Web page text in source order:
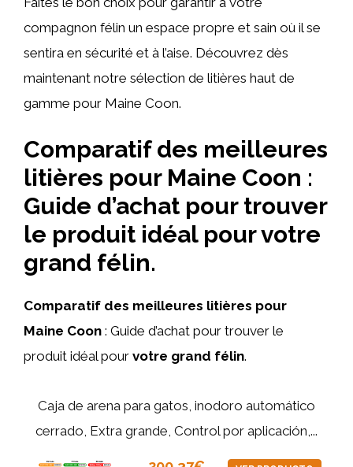
compagnon félin un espace propre et sain où il se
sentira en sécurité et à l’aise. Découvrez dès
maintenant notre sélection de litières haut de
gamme pour Maine Coon.
Comparatif des meilleures
litières pour Maine Coon :
Guide d’achat pour trouver
le produit idéal pour votre
grand félin.
Comparatif des meilleures litières pour
Maine Coon : Guide d’achat pour trouver le
produit idéal pour votre grand félin.
Caja de arena para gatos, inodoro automático
cerrado, Extra grande, Control por aplicación,...